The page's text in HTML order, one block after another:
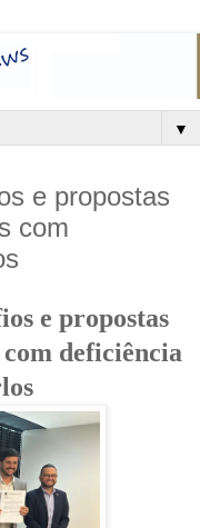
▼
e propostas
com
e propostas
com deficiência